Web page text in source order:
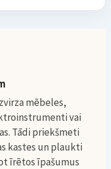
mēbeles,
vai
Tādi priekšmeti
kastes un plaukti
īrētos īpašumus